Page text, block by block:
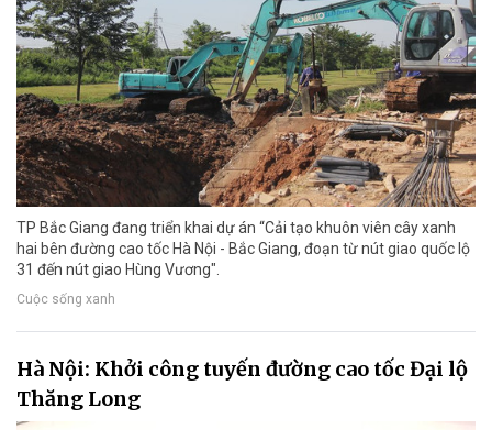
TP Bắc Giang đang triển khai dự án “Cải tạo khuôn viên cây xanh
hai bên đường cao tốc Hà Nội - Bắc Giang, đoạn từ nút giao quốc lộ
31 đến nút giao Hùng Vương".
Cuộc sống xanh
Hà Nội: Khởi công tuyến đường cao tốc Đại lộ
Thăng Long